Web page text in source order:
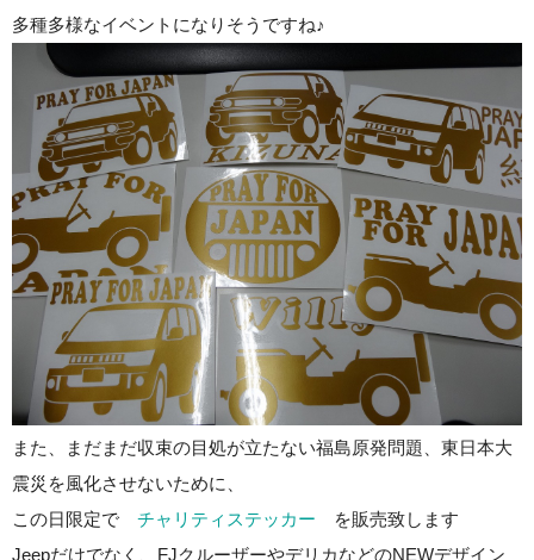
多種多様なイベントになりそうですね♪
また、まだまだ収束の目処が立たない福島原発問題、東日本大
震災を風化させないために、
この日限定で チャリティステッカー を販売致します
Jeepだけでなく、FJクルーザーやデリカなどのNEWデザイン